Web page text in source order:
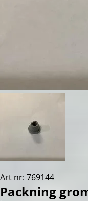
Art nr: 769144
Packning